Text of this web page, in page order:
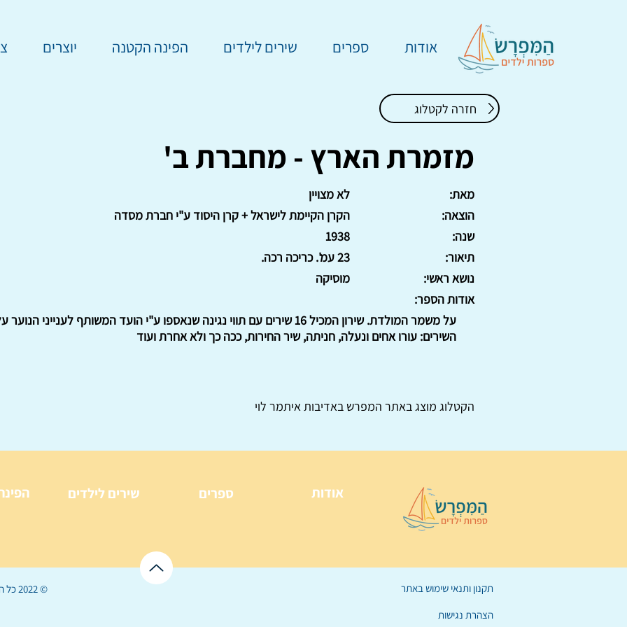
אודות ספרים שירים לילדים הפינה הקטנה יוצרים
חזרה לקטלוג
מזמרת הארץ - מחברת ב'
לא מצויין
מאת:
הקרן הקיימת לישראל + קרן היסוד ע"י חברת מסדה
הוצאה:
1938
שנה:
23 עמ'. כריכה רכה.
תיאור:
מוסיקה
נושא ראשי:
אודות הספר:
על משמר המולדת. שירון המכיל 16 שירים עם תווי נגינה שנאספו ע"י הועד המשותף
השירים: עורו אחים ונעלה, חניתה, שיר החירות, ככה כך ולא אחרת ועוד
הקטלוג מוצג באתר המפרש באדיבות איתמר לוי
שירים לילדים ספרים אודות
© 2022 כל הזכויות שמורות ל
תקנון ותנאי שימוש באתר
הצהרת נגישות